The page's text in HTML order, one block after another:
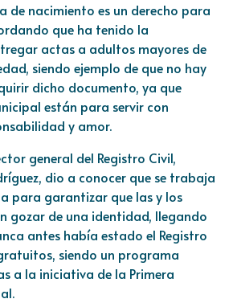
de nacimiento es un derecho para
que ha tenido la
actas a adultos mayores de
siendo ejemplo de que no hay
dicho documento, ya que
están para servir con
y amor.
general del Registro Civil,
dio a conocer que se trabaja
para garantizar que las y los
gozar de una identidad, llegando
antes había estado el Registro
siendo un programa
a la iniciativa de la Primera